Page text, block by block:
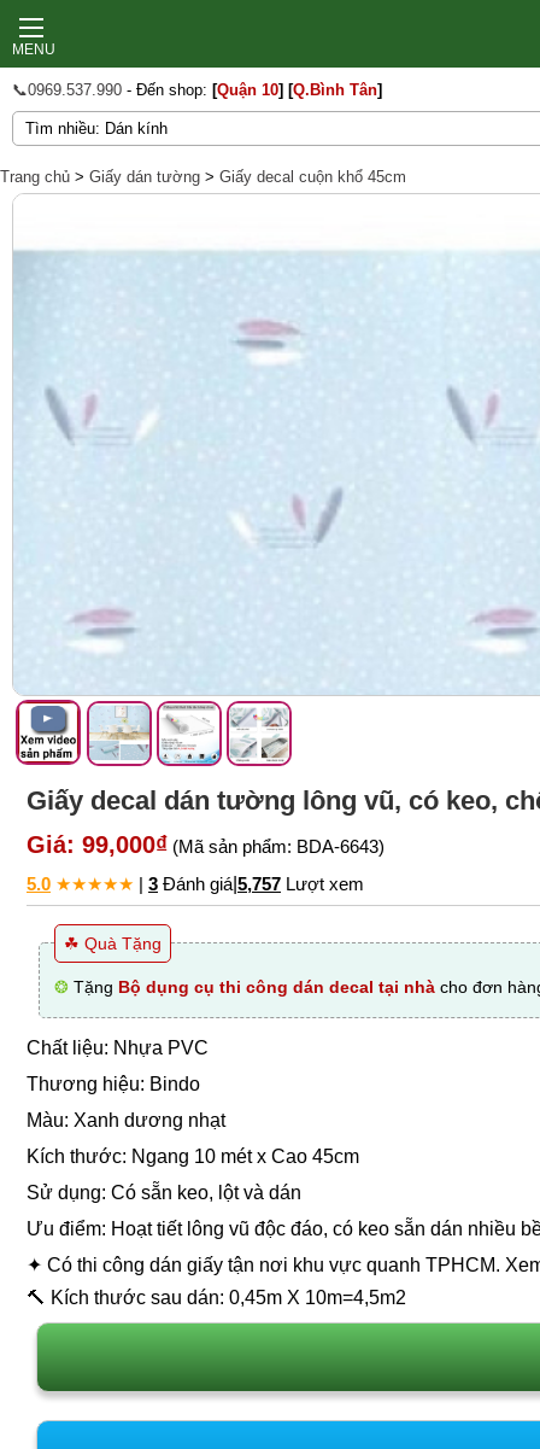
MENU
📞0969.537.990 - Đến shop: [Quận 10] [Q.Bình Tân]
Trang chủ > Giấy dán tường > Giấy decal cuộn khổ 45cm
Giấy decal dán tường lông vũ, có keo,
Giá: 99,000₫ (Mã sản phẩm: BDA-6643)
5.0 ★★★★★ | 3 Đánh giá 5,757 Lượt xem
☘ Quà Tặng
❂ Tặng Bộ dụng cụ thi công dán decal tại nhà cho đơn
Chất liệu: Nhựa PVC
Thương hiệu: Bindo
Màu: Xanh dương nhạt
Kích thước: Ngang 10 mét x Cao 45cm
Sử dụng: Có sẵn keo, lột và dán
Ưu điểm: Hoạt tiết lông vũ độc đáo, có keo sẵn dán nhiều
✦ Có thi công dán giấy tận nơi khu vực quanh TPHCM.
🔨 Kích thước sau dán: 0,45m X 10m=4,5m2